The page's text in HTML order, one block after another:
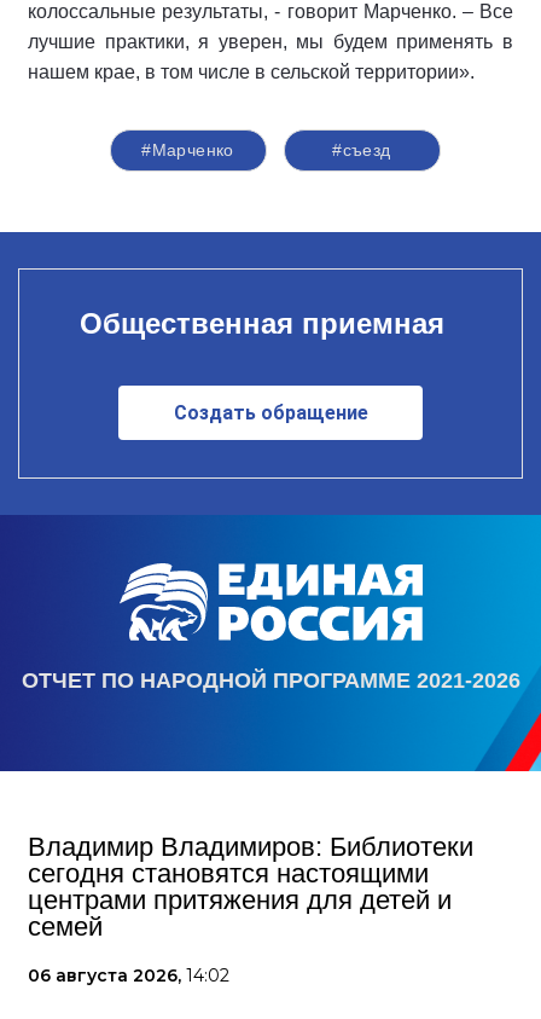
колоссальные результаты, - говорит Марченко. – Все
лучшие практики, я уверен, мы будем применять в
нашем крае, в том числе в сельской территории».
#Марченко #съезд
Общественная приемная
Создать обращение
ОТЧЕТ ПО НАРОДНОЙ ПРОГРАММЕ 2021-2026
Владимир Владимиров: Библиотеки
сегодня становятся настоящими
центрами притяжения для детей и
семей
06 августа 2026, 14:02